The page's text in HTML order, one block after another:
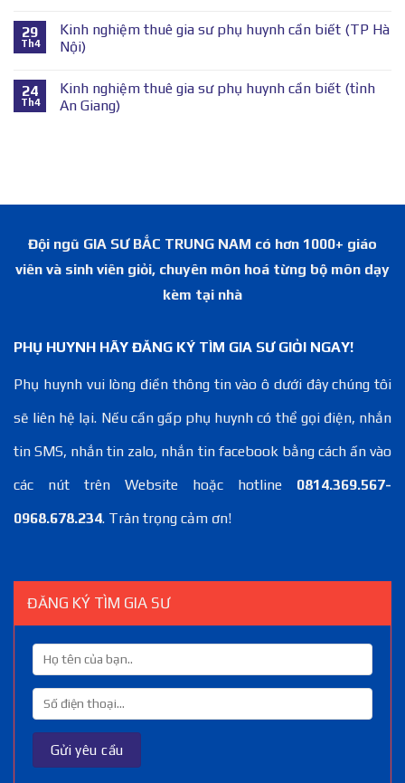
29
Th4
Kinh nghiệm thuê gia sư phụ huynh cần biết (TP Hà
Nội)
24
Th4
Kinh nghiệm thuê gia sư phụ huynh cần biết (tỉnh
An Giang)
Đội ngũ GIA SƯ BẮC TRUNG NAM có hơn 1000+ giáo
viên và sinh viên giỏi, chuyên môn hoá từng bộ môn dạy
kèm tại nhà
PHỤ HUYNH HÃY ĐĂNG KÝ TÌM GIA SƯ GIỎI NGAY!
Phụ huynh vui lòng điền thông tin vào ô dưới đây chúng tôi
sẽ liên hệ lại. Nếu cần gấp phụ huynh có thể gọi điện, nhắn
tin SMS, nhắn tin zalo, nhắn tin facebook bằng cách ấn vào
các nút trên Website hoặc hotline 0814.369.567-
0968.678.234. Trân trọng cảm ơn!
ĐĂNG KÝ TÌM GIA SƯ